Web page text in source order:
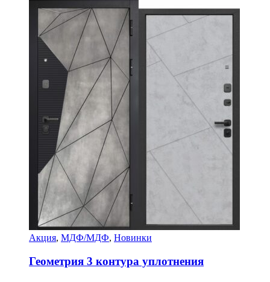
Акция, МДФ/МДФ, Новинки
Геометрия 3 контура уплотнения